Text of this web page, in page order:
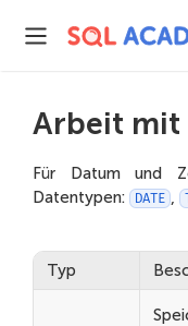
Arbeit mit
Für Datum und
Datentypen:
DATE ,
Typ